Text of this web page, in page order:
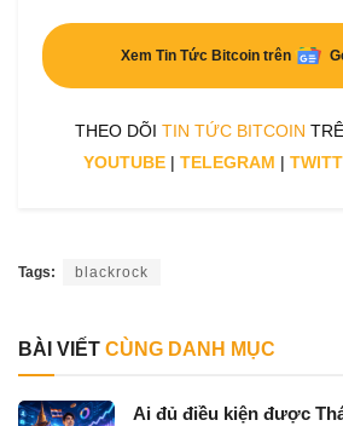
Xem Tin Tức Bitcoin trên
THEO DÕI TIN TỨC BITCOIN
YOUTUBE | TELEGRAM |
Tags: blackrock
BÀI VIẾT CÙNG DANH MỤC
Ai đủ điều kiện được